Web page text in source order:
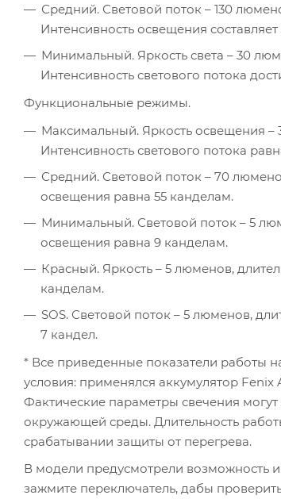
Средний. Световой поток – 130
Интенсивность освещения составляет
Минимальный. Яркость света – 30
Интенсивность светового потока
Функциональные режимы.
Максимальный. Яркость освещения –
Интенсивность светового потока
Средний. Световой поток – 70
освещения равна 55 канделам.
Минимальный. Световой поток – 5
освещения равна 9 канделам.
Красный. Яркость – 5 люменов,
канделам.
SOS. Световой поток – 5 люменов,
7 кандел.
* Все приведенные показатели работы
условия: применялся аккумулятор Fenix
Фактические параметры свечения
окружающей среды. Длительность
срабатывании защиты от перегрева.
В модели предусмотрели возможность
зажмите переключатель, дабы